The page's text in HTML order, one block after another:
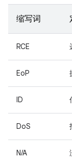
缩写词
RCE
EoP
ID
DoS
N/A